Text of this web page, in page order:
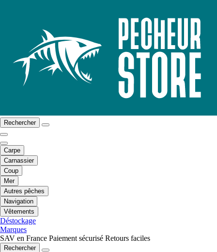
Rechercher
Carpe
Carnassier
Coup
Mer
Autres pêches
Navigation
Vêtements
Déstockage
Marques
SAV en France Paiement sécurisé Retours faciles
Rechercher